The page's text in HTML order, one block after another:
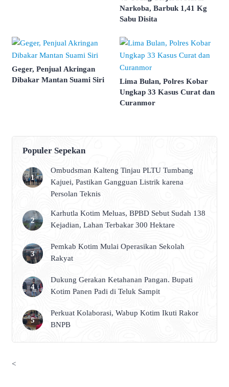
Narkoba, Barbuk 1,41 Kg
Sabu Disita
Geger, Penjual Akringan
Dibakar Mantan Suami Siri
Lima Bulan, Polres Kobar
Ungkap 33 Kasus Curat dan
Curanmor
Populer Sepekan
Ombudsman Kalteng Tinjau PLTU Tumbang
Kajuei, Pastikan Gangguan Listrik karena
Persolan Teknis
Karhutla Kotim Meluas, BPBD Sebut Sudah 138
Kejadian, Lahan Terbakar 300 Hektare
Pemkab Kotim Mulai Operasikan Sekolah
Rakyat
Dukung Gerakan Ketahanan Pangan. Bupati
Kotim Panen Padi di Teluk Sampit
Perkuat Kolaborasi, Wabup Kotim Ikuti Rakor
BNPB
<